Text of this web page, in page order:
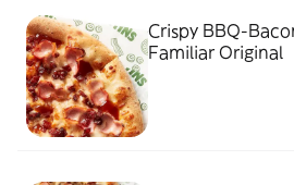
Crispy BBQ-
Familiar Original